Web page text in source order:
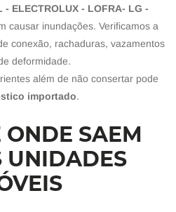
- ELECTROLUX - LOFRA- LG -
causar inundações. Verificamos a
conexão, rachaduras, vazamentos
deformidade.
além de não consertar pode
importado.
SAEM
UNIDADES